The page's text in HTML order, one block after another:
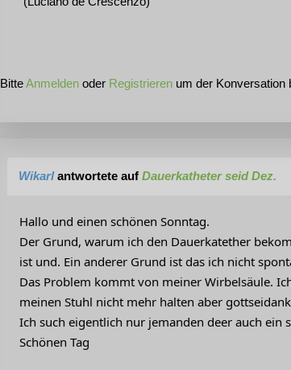
BitteAnmelden oder Registrieren um der Konversation
Wikarlantwortete auf Dauerkatheter seid Dez.
Hallo und einen schönen Sonntag.
Der Grund, warum ich den Dauerkatether
ist und. Ein anderer Grund ist das ich nicht
Das Problem kommt von meiner Wirbelsäule.
meinen Stuhl nicht mehr halten aber
Ich such eigentlich nur jemanden deer auch
Schönen Tag